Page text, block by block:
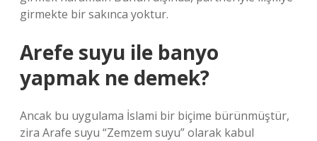
girmekte bir sakınca yoktur.
Arefe suyu ile banyo
yapmak ne demek?
Ancak bu uygulama İslami bir biçime bürünmüştür,
zira Arafe suyu “Zemzem suyu” olarak kabul